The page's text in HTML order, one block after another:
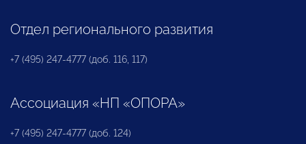
Отдел регионального развития
+7 (495) 247-4777 (доб. 116, 117)
Ассоциация «НП «ОПОРА»
+7 (495) 247-4777 (доб. 124)